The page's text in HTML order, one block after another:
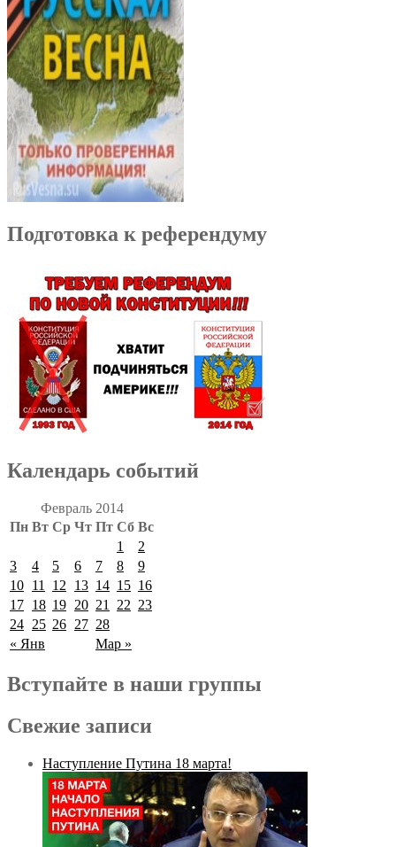
Подготовка к референдуму
Календарь событий
Февраль 2014
Пн Вт Ср Чт Пт Сб Вс
« Янв Мар »
1
2
3
4 5 6 7 8
9
10 11 12 13 14 15 16
17 18 19 20 21 22 23
24 25 26 27 28
Вступайте в наши группы
Свежие записи
Наступление Путина 18 марта!